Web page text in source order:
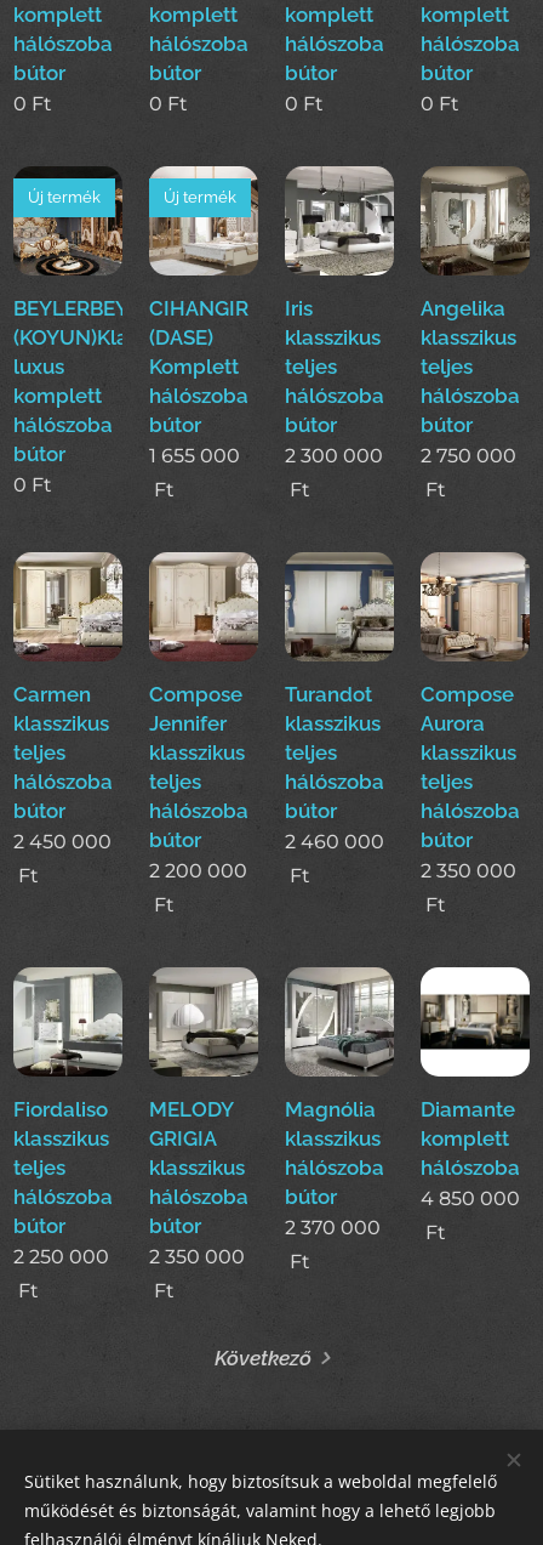
komplett
hálószoba
bútor
0 Ft
komplett
hálószoba
bútor
0 Ft
komplett
hálószoba
bútor
0 Ft
komplett
hálószoba
bútor
0 Ft
BEYLERBEYI
(KOYUN)Klasszikus
luxus
komplett
hálószoba
bútor
Új termék
0 Ft
CIHANGIR
(DASE)
Komplett
hálószoba
bútor
Új termék
1 655 000
Ft
Iris
klasszikus
teljes
hálószoba
bútor
2 300 000
Ft
Angelika
klasszikus
teljes
hálószoba
bútor
2 750 000
Ft
Carmen
klasszikus
teljes
hálószoba
bútor
2 450 000
Ft
Compose
Jennifer
klasszikus
teljes
hálószoba
bútor
2 200 000
Ft
Turandot
klasszikus
teljes
hálószoba
bútor
2 460 000
Ft
Compose
Aurora
klasszikus
teljes
hálószoba
bútor
2 350 000
Ft
Fiordaliso
klasszikus
teljes
hálószoba
bútor
2 250 000
Ft
MELODY
GRIGIA
klasszikus
hálószoba
bútor
2 350 000
Ft
Magnólia
klasszikus
hálószoba
bútor
2 370 000
Ft
Diamante
komplett
hálószoba
4 850 000
Ft
Következő
STIL GALLERY KFT
Sütiket használunk, hogy biztosítsuk a weboldal megfelelő
működését és biztonságát, valamint hogy a lehető legjobb
felhasználói élményt kínáljuk Neked.